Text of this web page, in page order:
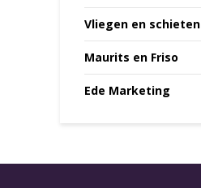
Vliegen en schieten
Maurits en Friso
Ede Marketing